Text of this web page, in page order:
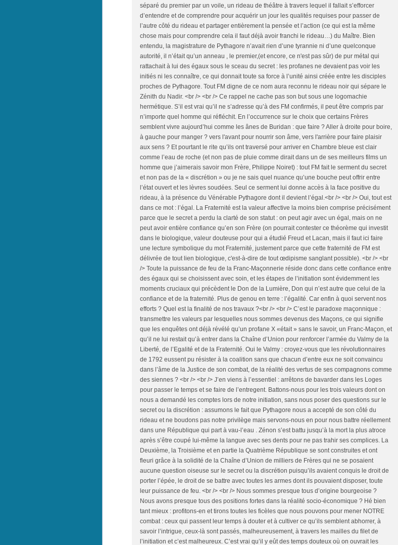
séparé du premier par un voile, un rideau de théâtre à travers lequel il fallait s’efforcer
d’entendre et de comprendre pour acquérir un jour les qualités requises pour passer de
l’autre côté du rideau et partager entièrement la pensée et l’action (ce qui est la même
chose mais pour comprendre cela il faut déjà avoir franchi le rideau…) du Maître. Bien
entendu, la magistrature de Pythagore n’avait rien d’une tyrannie ni d’une quelconque
autorité, il n’était qu’un anneau , le premier,(et encore, ce n'est pas sûr) de pur métal qui
rattachait à lui des égaux sous le sceau du secret : les profanes ne devaient pas voir les
initiés ni les connaître, ce qui donnait toute sa force à l’unité ainsi créée entre les disciples
proches de Pythagore. Tout FM digne de ce nom aura reconnu le rideau noir qui sépare le
Zénith du Nadir. <br /> <br /> Ce rappel ne cache pas son but sous une logomachie
hermétique. S’il est vrai qu’il ne s’adresse qu’à des FM confirmés, il peut être compris par
n’importe quel homme qui réfléchit. En l’occurrence sur le choix que certains Frères
semblent vivre aujourd’hui comme les ânes de Buridan : que faire ? Aller à droite pour boire,
à gauche pour manger ? vers l'avant pour nourrir son âme, vers l'arrière pour faire plaisir
aux sens ? Et pourtant le rite qu’ils ont traversé pour arriver en Chambre bleue est clair
comme l’eau de roche (et non pas de pluie comme dirait dans un de ses meilleurs films un
homme que j’aimerais savoir mon Frère, Philippe Noiret) : tout FM fait le serment du secret
et non pas de la « discrétion » ou je ne sais quel nuance qu’une bouche peut offrir entre
l’état ouvert et les lèvres soudées. Seul ce serment lui donne accès à la face positive du
rideau, à la présence du Vénérable Pythagore dont il devient l’égal.<br /> <br /> Oui, tout est
dans ce mot : l’égal. La Fraternité est la valeur affective la moins bien comprise précisément
parce que le secret a perdu la clarté de son statut : on peut agir avec un égal, mais on ne
peut avoir entière confiance qu’en son Frère (on pourrait contester ce théorème qui investit
dans le biologique, valeur douteuse pour qui a étudié Freud et Lacan, mais il faut ici faire
une lecture symbolique du mot Fraternité, justement parce que cette fraternité de FM est
délivrée de tout lien biologique, c'est-à-dire de tout œdipisme sanglant possible). <br /> <br
/> Toute la puissance de feu de la Franc-Maçonnerie réside donc dans cette confiance entre
des égaux qui se choisissent avec soin, et les étapes de l’initiation sont évidemment les
moments cruciaux qui précèdent le Don de la Lumière, Don qui n’est autre que celui de la
confiance et de la fraternité. Plus de genou en terre : l’égalité. Car enfin à quoi servent nos
efforts ? Quel est la finalité de nos travaux ?<br /> <br /> C’est le paradoxe maçonnique :
transmettre les valeurs par lesquelles nous sommes devenus des Maçons, ce qui signifie
que les enquêtes ont déjà révélé qu’un profane X «était » sans le savoir, un Franc-Maçon, et
qu’il ne lui restait qu’à entrer dans la Chaîne d’Union pour renforcer l’armée du Valmy de la
Liberté, de l’Egalité et de la Fraternité. Oui le Valmy : croyez-vous que les révolutionnaires
de 1792 eussent pu résister à la coalition sans que chacun d’entre eux ne soit convaincu
dans l’âme de la Justice de son combat, de la réalité des vertus de ses compagnons comme
des siennes ? <br /> <br /> J’en viens à l’essentiel : arrêtons de bavarder dans les Loges
pour passer le temps et se faire de l’entregent. Battons-nous pour les trois valeurs dont on
nous a demandé les comptes lors de notre initiation, sans nous poser des questions sur le
secret ou la discrétion : assumons le fait que Pythagore nous a accepté de son côté du
rideau et ne boudons pas notre privilège mais servons-nous en pour nous battre réellement
dans une République qui part à vau-l’eau . Zénon s’est battu jusqu’à la mort la plus atroce
après s’être coupé lui-même la langue avec ses dents pour ne pas trahir ses complices. La
Deuxième, la Troisième et en partie la Quatrième République se sont construites et ont
fleuri grâce à la solidité de la Chaîne d’Union de milliers de Frères qui ne se posaient
aucune question oiseuse sur le secret ou la discrétion puisqu’ils avaient conquis le droit de
porter l’épée, le droit de se battre avec toutes les armes dont ils pouvaient disposer, toute
leur puissance de feu. <br /> <br /> Nous sommes presque tous d’origine bourgeoise ?
Nous avons presque tous des positions fortes dans la réalité socio-économique ? Hé bien
tant mieux : profitons-en et tirons toutes les ficèles que nous pouvons pour mener NOTRE
combat : ceux qui passent leur temps à douter et à cultiver ce qu’ils semblent abhorrer, à
savoir l’intrigue, ceux-là sont passés, malheureusement, à travers les mailles du filet de
l’initiation et c’est malheureux. C’est vrai qu’il y eût des temps douteux où on ouvrait les